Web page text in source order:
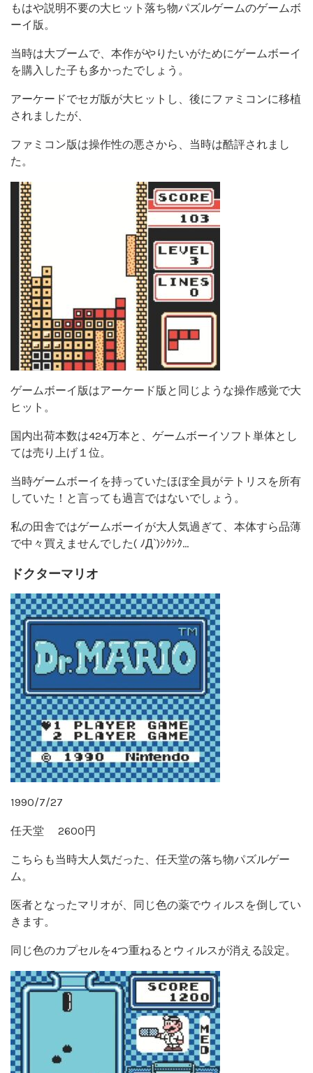
もはや説明不要の大ヒット落ち物パズルゲームのゲームボ
ーイ版。
当時は大ブームで、本作がやりたいがためにゲームボーイ
を購入した子も多かったでしょう。
アーケードでセガ版が大ヒットし、後にファミコンに移植
されましたが、
ファミコン版は操作性の悪さから、当時は酷評されまし
た。
ゲームボーイ版はアーケード版と同じような操作感覚で大
ヒット。
国内出荷本数は424万本と、ゲームボーイソフト単体とし
ては売り上げ１位。
当時ゲームボーイを持っていたほぼ全員がテトリスを所有
していた！と言っても過言ではないでしょう。
私の田舎ではゲームボーイが大人気過ぎて、本体すら品薄
で中々買えませんでした( ﾉД`)ｼｸｼｸ…
ドクターマリオ
1990/7/27
任天堂 2600円
こちらも当時大人気だった、任天堂の落ち物パズルゲー
ム。
医者となったマリオが、同じ色の薬でウィルスを倒してい
きます。
同じ色のカプセルを4つ重ねるとウィルスが消える設定。